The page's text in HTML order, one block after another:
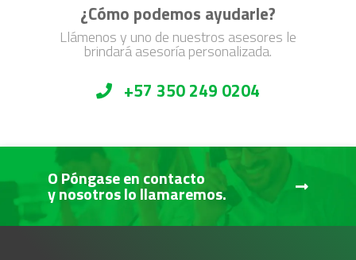
¿Cómo podemos ayudarle?
Llámenos y uno de nuestros asesores le
brindará asesoría personalizada.
+57 350 249 0204
O Póngase en contacto
y nosotros lo llamaremos.